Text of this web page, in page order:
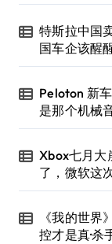
特斯拉中国
国车企该醒
Peloton 新
是那个机械
Xbox七月大
了，微软这
《我的世界
控才是真·杀